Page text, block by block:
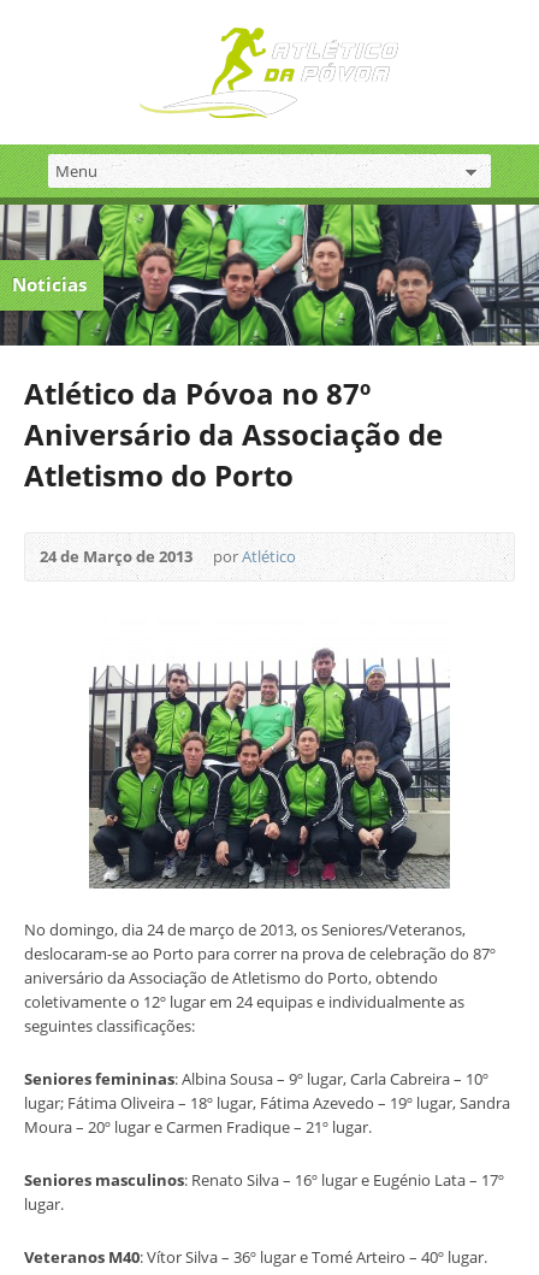
Noticias
Atlético da Póvoa no 87º
Aniversário da Associação de
Atletismo do Porto
24 de Março de 2013 porAtlético
No domingo, dia 24 de março de 2013, os Seniores/Veteranos,
deslocaram-se ao Porto para correr na prova de celebração do 87º
aniversário da Associação de Atletismo do Porto, obtendo
coletivamente o 12º lugar em 24 equipas e individualmente as
seguintes classificações:
Seniores femininas: Albina Sousa – 9º lugar, Carla Cabreira – 10º
lugar; Fátima Oliveira – 18º lugar, Fátima Azevedo – 19º lugar, Sandra
Moura – 20º lugar e Carmen Fradique – 21º lugar.
Seniores masculinos: Renato Silva – 16º lugar e Eugénio Lata – 17º
lugar.
Veteranos M40: Vítor Silva – 36º lugar e Tomé Arteiro – 40º lugar.